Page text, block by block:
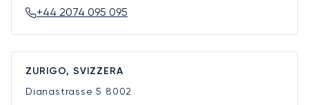
+44 2074 095 095
ZURIGO, SVIZZERA
Dianastrasse 5 8002